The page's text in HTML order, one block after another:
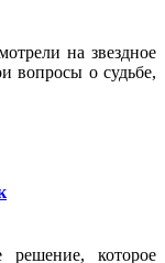
на звездное
вопросы о судьбе,
которое